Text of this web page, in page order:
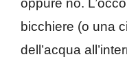
oppure no.
bicchiere (o una
dell’acqua